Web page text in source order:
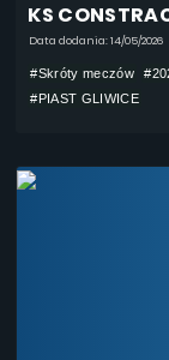
KS
Data dodania: 14/05/2026
#Skróty meczów
#PIAST GLIWICE